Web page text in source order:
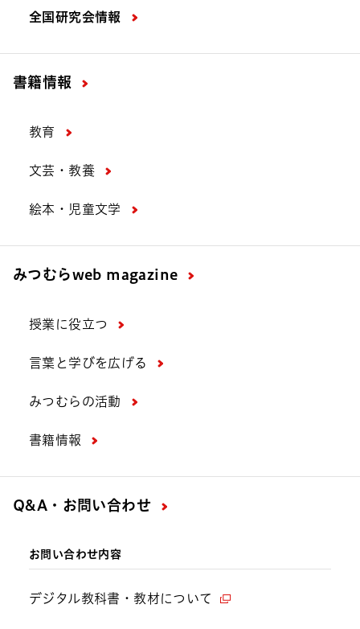
全国研究会情報
書籍情報
教育
文芸・教養
絵本・児童文学
みつむらweb magazine
授業に役立つ
言葉と学びを広げる
みつむらの活動
書籍情報
Q&A・お問い合わせ
お問い合わせ内容
デジタル教科書・教材について